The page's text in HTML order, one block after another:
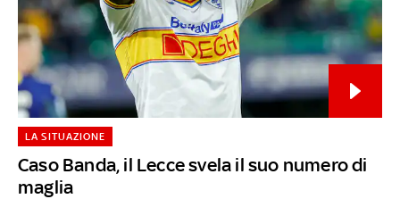
Caso Banda, il Lecce svela il suo numero di
maglia
LA SITUAZIONE